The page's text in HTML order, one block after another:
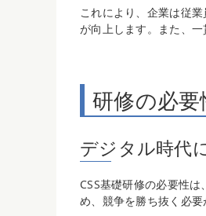
これにより、企業は従
が向上します。また、
研修の必要
デジタル時代
CSS基礎研修の必要性
め、競争を勝ち抜く必要